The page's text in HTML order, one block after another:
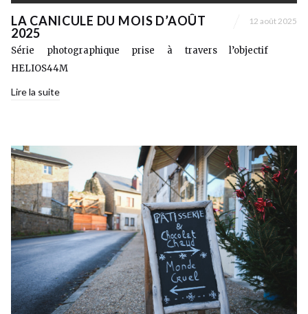
LA CANICULE DU MOIS D’AOÛT
2025
12 août 2025
Série photographique prise à travers l’objectif
HELIOS44M
Lire la suite